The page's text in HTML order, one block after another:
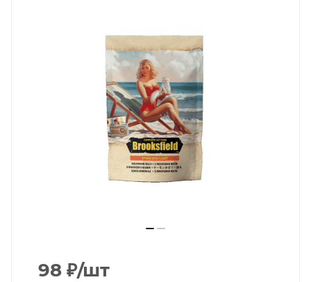
98 ₽/шт